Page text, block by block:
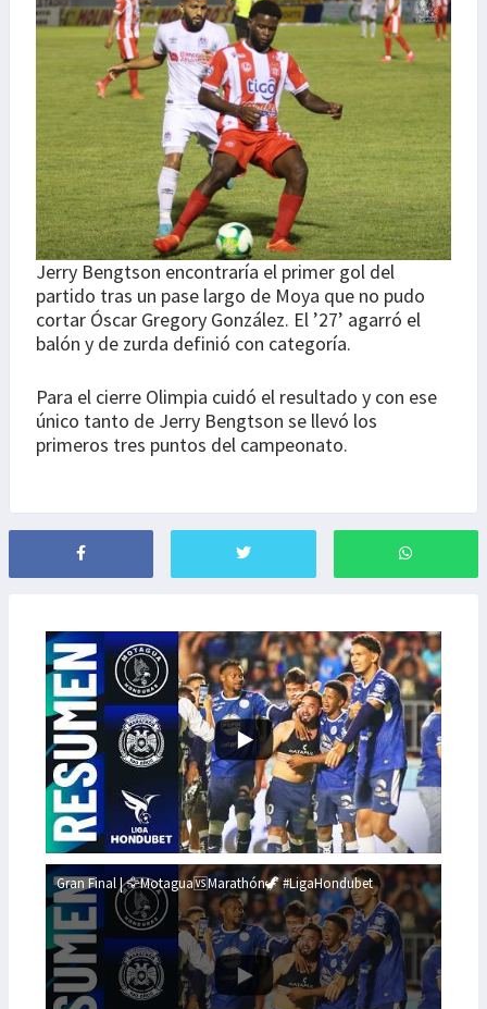
Jerry Bengtson encontraría el primer gol del
partido tras un pase largo de Moya que no pudo
cortar Óscar Gregory González. El ’27’ agarró el
balón y de zurda definió con categoría.
Para el cierre Olimpia cuidó el resultado y con ese
único tanto de Jerry Bengtson se llevó los
primeros tres puntos del campeonato.
Gran Final | 🦅Motagua🆚Marathón🦖 #LigaHondubet